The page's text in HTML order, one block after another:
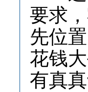
要求
先位
花钱
有真